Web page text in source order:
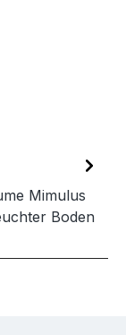
Mimulus
Boden